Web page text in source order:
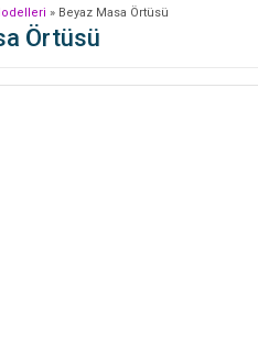
» Beyaz Masa Örtüsü
Örtüsü